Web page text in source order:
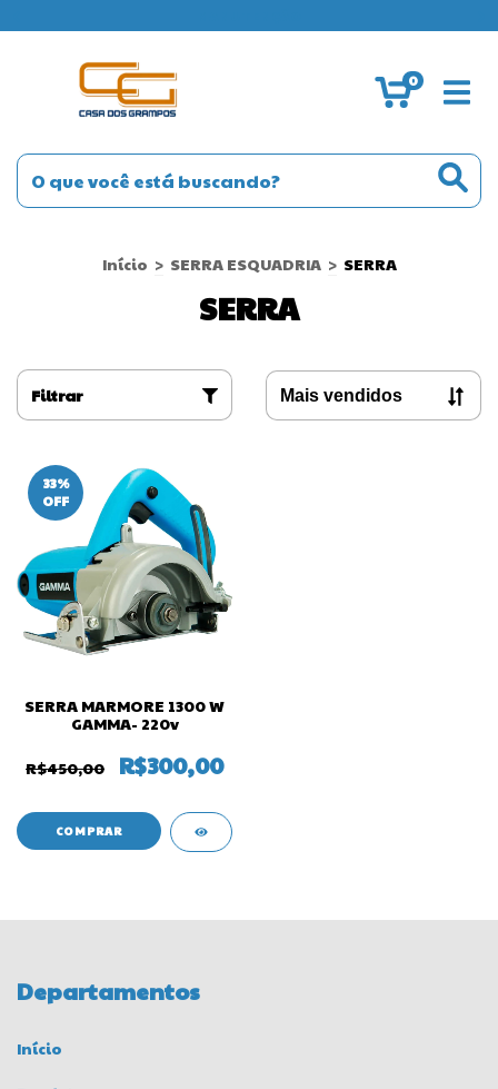
0
Início > SERRA ESQUADRIA > SERRA
SERRA
Filtrar
33%
OFF
SERRA MARMORE 1300 W
GAMMA- 220v
R$450,00
R$300,00
Departamentos
Início